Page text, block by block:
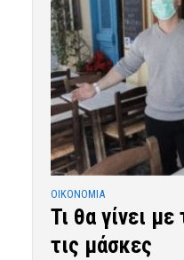
OIKONOMIA
Τι θα γίνει
τις μάσκες